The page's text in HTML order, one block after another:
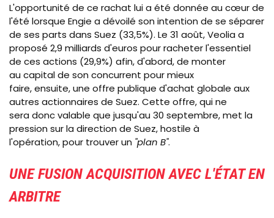
L'opportunité de ce rachat lui a été donnée au cœur de
l'été lorsque Engie a dévoilé son intention de se séparer
de ses parts dans Suez (33,5%). Le 31 août, Veolia a
proposé 2,9 milliards d'euros pour racheter l'essentiel
de ces actions (29,9%) afin, d'abord, de monter
au capital de son concurrent pour mieux
faire, ensuite, une offre publique d'achat globale aux
autres actionnaires de Suez. Cette offre, qui ne
sera donc valable que jusqu'au 30 septembre, met la
pression sur la direction de Suez, hostile à
l'opération, pour trouver un "plan B".
UNE FUSION ACQUISITION AVEC L'ÉTAT EN
ARBITRE